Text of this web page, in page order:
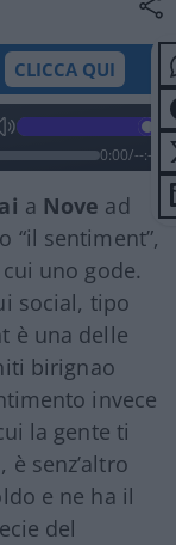
CLICCA QUI
0:00/--:--
a Nove ad
“il sentiment”,
uno gode.
social, tipo
è una delle
birignao
invece
la gente ti
senz’altro
e ne ha il
del